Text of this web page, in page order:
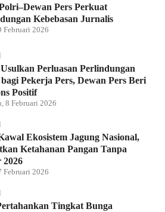
Pers Perkuat
Kebebasan Jurnalis
Februari 2026
Perluasan Perlindungan
Pekerja Pers, Dewan Pers Beri
Positif
8 Februari 2026
Ekosistem Jagung Nasional,
Ketahanan Pangan Tanpa
Februari 2026
Tingkat Bunga